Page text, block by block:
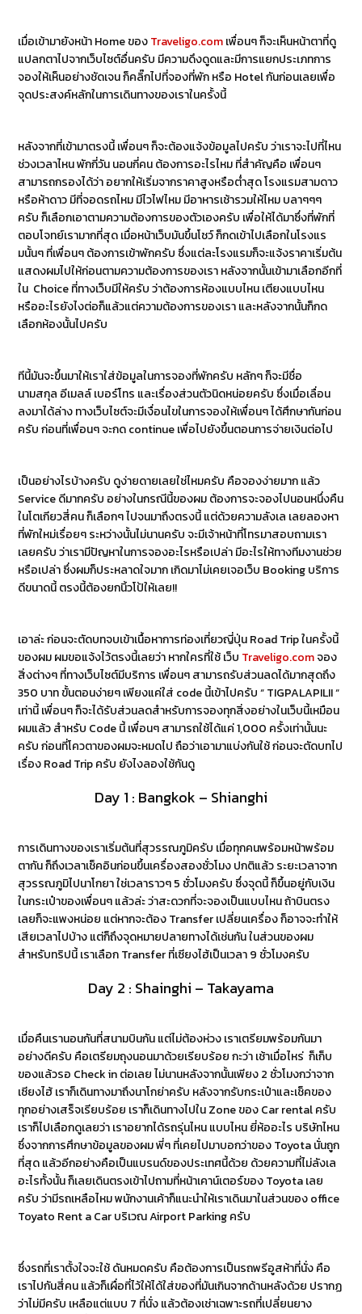
เมื่อเข้ามายังหน้า Home ของTraveligo.comเพื่อนๆ ก็จะเห็นหน้าตาที่ดู
แปลกตาไปจากเว็บไซต์อื่นครับ มีความดึงดูดและมีการแยกประเภทการ
จองให้เห็นอย่างชัดเจน ก็คลิ๊กไปที่จองที่พัก หรือ Hotel กันก่อนเลยเพื่อ
จุดประสงค์หลักในการเดินทางของเราในครั้งนี้
หลังจากที่เข้ามาตรงนี้ เพื่อนๆ ก็จะต้องแจ้งข้อมูลไปครับ ว่าเราจะไปที่ไหน
ช่วงเวลาไหน พักกี่วัน นอนกี่คน ต้องการอะไรไหม ที่สำคัญคือ เพื่อนๆ
สามารถกรองได้ว่า อยากให้เริ่มจากราคาสูงหรือต่ำสุด โรงแรมสามดาว
หรือห้าดาว มีที่จอดรถไหม มีไวไฟไหม มีอาหารเช้ารวมให้ไหม บลาๆๆๆ
ครับ ก็เลือกเอาตามความต้องการของตัวเองครับ เพื่อให้ได้มาซึ่งที่พักที่
ตอบโจทย์เรามากที่สุด เมื่อหน้าเว็บมันขึ้นโชว์ ก็กดเข้าไปเลือกในโรงแร
มนั้นๆ ที่เพื่อนๆ ต้องการเข้าพักครับ ซึ่งแต่ละโรงแรมก็จะแจ้งราคาเริ่มต้น
แสดงผมไปให้ก่อนตามความต้องการของเรา หลังจากนั้นเข้ามาเลือกอีกที่
ใน Choice ที่ทางเว็บมีให้ครับ ว่าต้องการห้องแบบไหน เตียงแบบไหน
หรืออะไรยังไงต่อก็แล้วแต่ความต้องการของเรา และหลังจากนั้นก็กด
เลือกห้องนั้นไปครับ
ทีนี้มันจะขึ้นมาให้เราใส่ข้อมูลในการจองที่พักครับ หลักๆ ก็จะมีชื่อ
นามสกุล อีเมลล์ เบอร์โทร และเรื่องส่วนตัวนิดหน่อยครับ ซึ่งเมื่อเลื่อน
ลงมาได้ล่าง ทางเว็บไซต์จะมีเงื่อนไขในการจองให้เพื่อนๆ ได้ศึกษากันก่อน
ครับ ก่อนที่เพื่อนๆ จะกด continue เพื่อไปยังขึ้นตอนการจ่ายเงินต่อไป
เป็นอย่างไรบ้างครับ ดูง่ายดายเลยใช่ไหมครับ คือจองง่ายมาก แล้ว
Service ดีมากครับ อย่างในกรณีนี้ของผม ต้องการจะจองไปนอนหนึ่งคืน
ในโตเกียวสี่คน ก็เลือกๆ ไปจนมาถึงตรงนี้ แต่ด้วยความลังเล เลยลองหา
ที่พักใหม่เรื่อยๆ ระหว่างนั้นไม่นานครับ จะมีเจ้าหน้าที่โทรมาสอบถามเรา
เลยครับ ว่าเรามีปัญหาในการจองอะไรหรือเปล่า มีอะไรให้ทางทีมงานช่วย
หรือเปล่า ซึ่งผมก็ประหลาดใจมาก เกิดมาไม่เคยเจอเว็บ Booking บริการ
ดีขนาดนี้ ตรงนี้ต้องยกนิ้วโป้ให้เลย!!
เอาล่ะ ก่อนจะตัดบทจบเข้าเนื้อหาการท่องเที่ยวญี่ปุ่น Road Trip ในครั้งนี้
ของผม ผมขอแจ้งไว้ตรงนี้เลยว่า หากใครที่ใช้ เว็บ Traveligo.comจอง
สิ่งต่างๆ ที่ทางเว็บไซต์มีบริการ เพื่อนๆ สามารถรับส่วนลดได้มากสุดถึง
350 บาท ขั้นตอนง่ายๆ เพียงแค่ใส่ code นี้เข้าไปครับ “ TIGPALAPILII “
เท่านี้ เพื่อนๆ ก็จะได้รับส่วนลดสำหรับการจองทุกสิ่งอย่างในเว็บนี้เหมือน
ผมแล้ว สำหรับ Code นี้ เพื่อนๆ สามารถใช้ได้แค่ 1,000 ครั้งเท่านั้นนะ
ครับ ก่อนที่โควตาของผมจะหมดไป ถือว่าเอามาแบ่งกันใช้ ก่อนจะตัดบทไป
เรื่อง Road Trip ครับ ยังไงลองใช้กันดู
Day 1 : Bangkok – Shianghi
การเดินทางของเราเริ่มต้นที่สุวรรณภูมิครับ เมื่อทุกคนพร้อมหน้าพร้อม
ตากัน ก็ถึงเวลาเช็คอินก่อนขึ้นเครื่องสองชั่วโมง ปกติแล้ว ระยะเวลาจาก
สุวรรณภูมิไปนาโกยา ใช่เวลาราวๆ 5 ชั่วโมงครับ ซึ่งจุดนี้ ก็ขึ้นอยู่กับเงิน
ในกระเป๋าของเพื่อนๆ แล้วล่ะ ว่าสะดวกที่จะจองเป็นแบบไหน ถ้าบินตรง
เลยก็จะแพงหน่อย แต่หากจะต้อง Transfer เปลี่ยนเครื่อง ก็อาจจะทำให้
เสียเวลาไปบ้าง แต่ก็ถึงจุดหมายปลายทางได้เช่นกัน ในส่วนของผม
สำหรับทริปนี้ เราเลือก Transfer ที่เซียงไฮ้เป็นเวลา 9 ชั่วโมงครับ
Day 2 : Shainghi – Takayama
เมื่อคืนเรานอนกันที่สนามบินกัน แต่ไม่ต้องห่วง เราเตรียมพร้อมกันมา
อย่างดีครับ คือเตรียมถุงนอนมาด้วยเรียบร้อย กะว่า เช้าเมื่อไหร่ ก็เก็บ
ของแล้วรอ Check in ต่อเลย ไม่นานหลังจากนั้นเพียง 2 ชั่วโมงกว่าจาก
เซียงไฮ้ เราก็เดินทางมาถึงนาโกย่าครับ หลังจากรับกระเป๋าและเช็คของ
ทุกอย่างเสร็จเรียบร้อย เราก็เดินทางไปใน Zone ของ Car rental ครับ
เราก็ไปเลือกดูเลยว่า เราอยากได้รถรุ่นไหน แบบไหน ยี่ห้ออะไร บริษัทไหน
ซึ่งจากการศึกษาข้อมูลของผม พี่ๆ ที่เคยไปมาบอกว่าของ Toyota นั่นถูก
ที่สุด แล้วอีกอย่างคือเป็นแบรนด์ของประเทศนี้ด้วย ด้วยความที่ไม่ลังเล
อะไรทั้งนั้น ก็เลยเดินตรงเข้าไปถามที่หน้าเคาน์เตอร์ของ Toyota เลย
ครับ ว่ามีรถเหลือไหม พนักงานเค้าก็แนะนำให้เราเดินมาในส่วนของ office
Toyato Rent a Car บริเวณ Airport Parking ครับ
ซึ่งรถที่เราตั้งใจจะใช้ ดันหมดครับ คือต้องการเป็นรถพรีอูสห้าที่นั่ง คือ
เราไปกันสี่คน แล้วก็เผื่อที่ไว้ให้ได้ใส่ของที่มันเกินจากด้านหลังด้วย ปรากฏ
ว่าไม่มีครับ เหลือแต่แบบ 7 ที่นั่ง แล้วต้องเช่าเฉพาะรถที่เปลี่ยนยาง